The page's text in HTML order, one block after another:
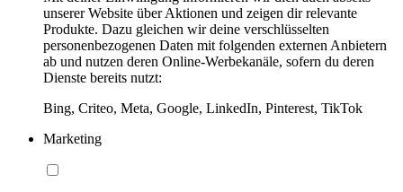
unserer Website über Aktionen und zeigen dir relevante
Produkte. Dazu gleichen wir deine verschlüsselten
personenbezogenen Daten mit folgenden externen Anbietern
ab und nutzen deren Online-Werbekanäle, sofern du deren
Dienste bereits nutzt:
Bing, Criteo, Meta, Google, LinkedIn, Pinterest, TikTok
Marketing